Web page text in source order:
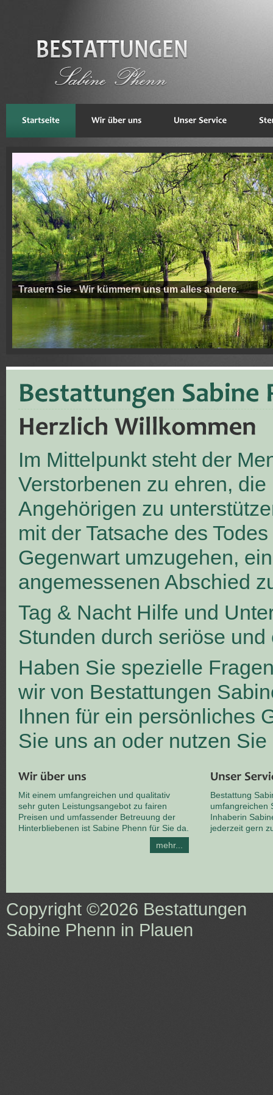
Trauern Sie - Wir kümmern uns um alles andere.
Im Mittelpunkt steht der
Verstorbenen zu ehren, die
Angehörigen zu
mit der Tatsache des
Gegenwart umzugehen,
angemessenen Abschied
Tag & Nacht Hilfe und
Stunden durch seriöse
Haben Sie spezielle
wir von Bestattungen
Ihnen für ein persönliches
Sie uns an oder nutzen
Mit einem umfangreichen und qualitativ
sehr guten Leistungsangebot zu fairen
Preisen und umfassender Betreuung der
Hinterbliebenen ist Sabine Phenn für Sie da.
mehr...
Bestattung
umfangreichen
Inhaberin
jederzeit gern
Copyright ©2026 Bestattungen
Sabine Phenn in Plauen